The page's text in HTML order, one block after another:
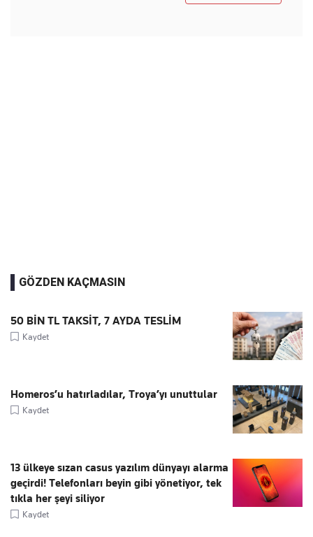
GÖZDEN KAÇMASIN
50 BİN TL TAKSİT, 7 AYDA TESLİM
Kaydet
Homeros’u hatırladılar, Troya’yı unuttular
Kaydet
13 ülkeye sızan casus yazılım dünyayı alarma
geçirdi! Telefonları beyin gibi yönetiyor, tek
tıkla her şeyi siliyor
Kaydet